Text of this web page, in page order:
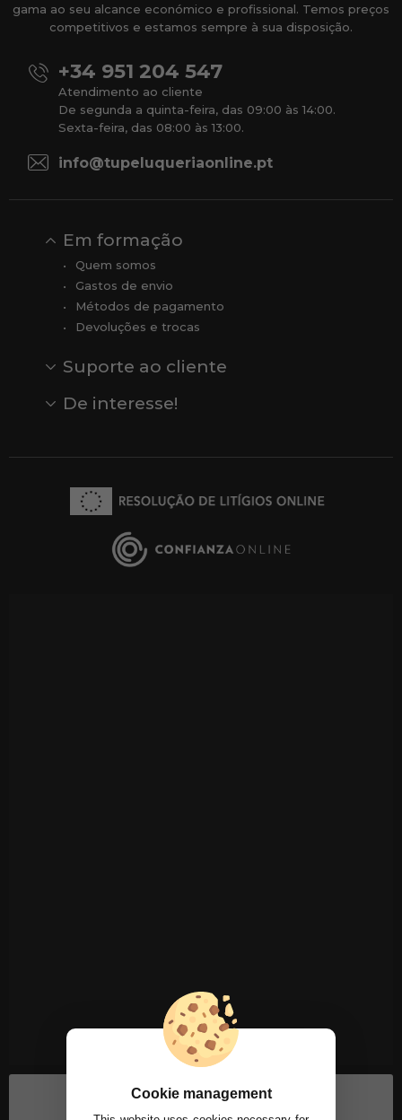
gama ao seu alcance económico e profissional. Temos preços
competitivos e estamos sempre à sua disposição.
+34 951 204 547
Atendimento ao cliente
De segunda a quinta-feira, das 09:00 às 14:00.
Sexta-feira, das 08:00 às 13:00.
info@tupeluqueriaonline.pt
Em formação
Quem somos
Gastos de envio
Métodos de pagamento
Devoluções e trocas
Suporte ao cliente
Comentários
Comentários do Google
De interesse!
Cookie management